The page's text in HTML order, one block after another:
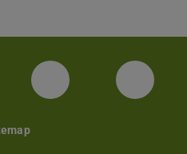
ZentrumUnisport-Zentrum
Youtube TU